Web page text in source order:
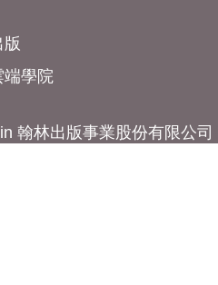
版
端學院
翰林出版事業股份有限公司